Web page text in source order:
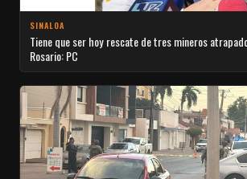
SINALOA
Tiene que ser hoy rescate de tres mineros
Rosario: PC